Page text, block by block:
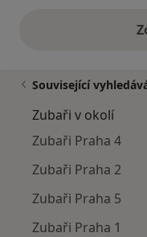
Související
Zubaři v okolí
Zubaři Praha 4
Zubaři Praha 2
Zubaři Praha 5
Zubaři Praha 1